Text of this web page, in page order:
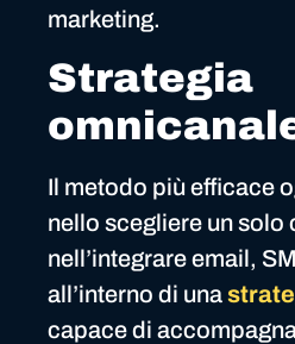
marketing.
Strategia
Il metodo più efficace
nello scegliere un solo
nell’integrare email,
all’interno di una
capace di